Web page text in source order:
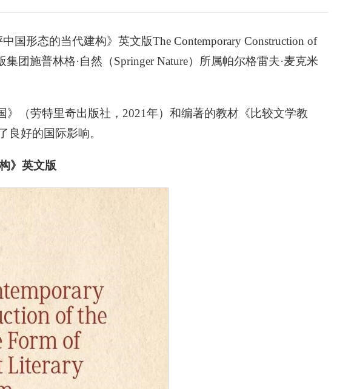
国形态的当代建构》英文版The Contemporary Construction of
集团施普林格·自然（Springer Nature）所属帕尔格雷夫·麦克米
（劳特里奇出版社，2021年）和编著的教材《比较文学教
良好的国际影响。
》英文版